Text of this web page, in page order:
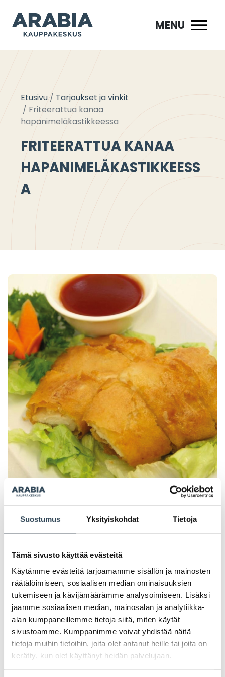
Suostumus Yksityiskohdat Tietoja
Tämä sivusto käyttää evästeitä
Käytämme evästeitä tarjoamamme sisällön ja mainosten
räätälöimiseen, sosiaalisen median ominaisuuksien
tukemiseen ja kävijämäärämme analysoimiseen. Lisäksi
jaamme sosiaalisen median, mainosalan ja analytiikka-
alan kumppaneillemme tietoja siitä, miten käytät
sivustoamme. Kumppanimme voivat yhdistää näitä
tietoja muihin tietoihin, joita olet antanut heille tai joita on
kerätty, kun olet käyttänyt heidän palvelujaan.
sisältöön
MENU
Etusivu
Tarjoukset ja vinkit
Friteerattua kanaa
hapanimeläkastikkeessa
FRITEERATTUA KANAA
HAPANIMELÄKASTIKKEESS
A
PAHOITTELUT, TARJOUS EI OLE ENÄÄ VOIMASSA